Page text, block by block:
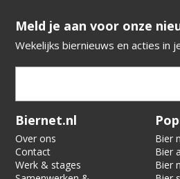
​​​​​​​Meld je aan voor onze
Wekelijks biernieuws en acties in
Verification code:
Biernet.nl
Over ons
Contact
Werk & stages
Bier
Bier
Bier